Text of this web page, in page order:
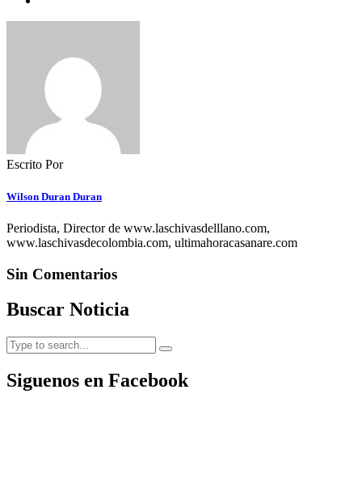
Escrito Por
Wilson Duran Duran
Periodista, Director de www.laschivasdelllano.com,
www.laschivasdecolombia.com, ultimahoracasanare.com
Sin Comentarios
Buscar Noticia
Siguenos en Facebook